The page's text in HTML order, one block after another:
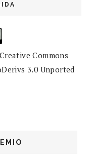
Creative Commons
3.0 Unported